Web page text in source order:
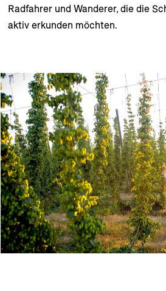
Radfahrer und Wanderer, die die
aktiv erkunden möchten.